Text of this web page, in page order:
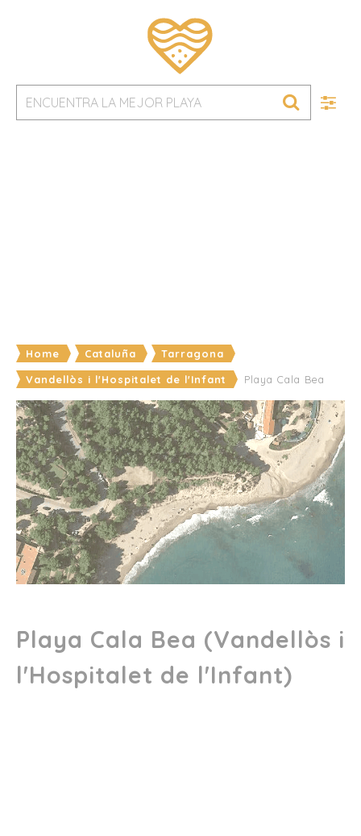
Home Cataluña
Tarragona
Vandellòs i l'Hospitalet de l'Infant
Playa Cala Bea
Playa Cala Bea (Vandellòs i
l'Hospitalet de l'Infant)